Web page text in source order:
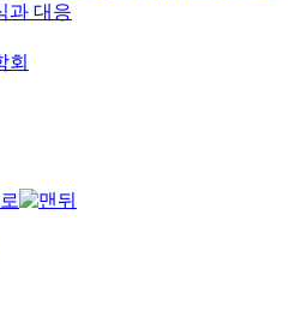
과 대응
회